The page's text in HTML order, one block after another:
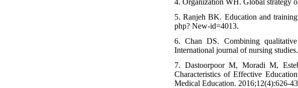
4. Organization WH. Global strategy
5. Ranjeh BK. Education and
php? New-id=4013.
6. Chan DS. Combining qualitative
International journal of nursing
7. Dastoorpoor M, Moradi M,
Characteristics of Effective
Medical Education. 2016;12(4):626-